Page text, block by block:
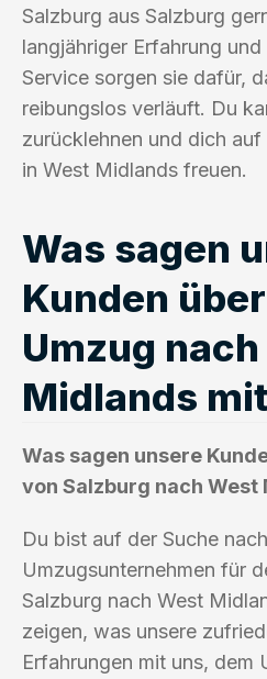
Salzburg aus Salzburg
langjähriger Erfahrung
Service sorgen sie dafür,
reibungslos verläuft. Du
zurücklehnen und dich
in West Midlands freuen.
Was sagen
Kunden
Umzug
Midlands
Was sagen unsere
von Salzburg nach West
Du bist auf der Suche
Umzugsunternehmen für
Salzburg nach West
zeigen, was unsere
Erfahrungen mit uns, dem